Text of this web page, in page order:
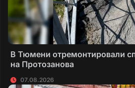
В Тюмени отремонтировали
на Протозанова
07.08.2026